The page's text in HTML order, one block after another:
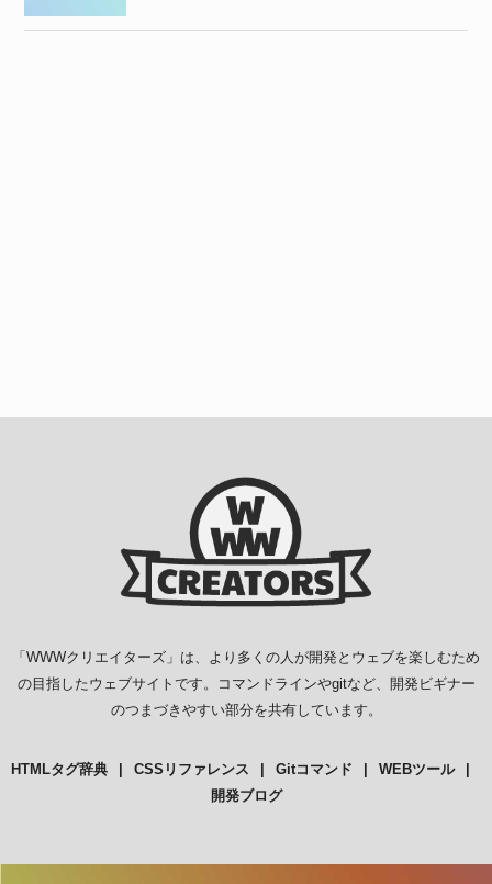
「WWWクリエイターズ 」は、より多くの人が開発とウェブを楽しむため
の目指したウェブサイトです。コマンドラインやgitなど、開発ビギナー
のつまづきやすい部分を共有しています。
HTMLタグ辞典 CSSリファレンス Gitコマンド
WEBツール
開発ブログ